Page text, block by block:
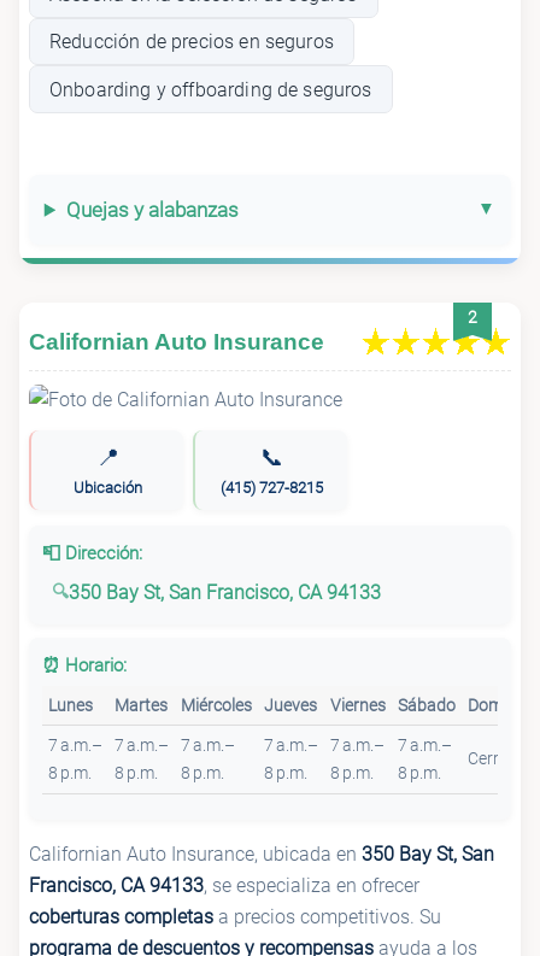
Reducción de precios en seguros
Onboarding y offboarding de seguros
Quejas y alabanzas
2
Californian Auto Insurance
📍
Ubicación
📞
(415) 727-8215
📮 Dirección:
350 Bay St, San Francisco, CA 94133
⏰ Horario:
Lunes Martes Miércoles Jueves Viernes Sábado Domingo
7 a.m.–
8 p.m.
7 a.m.–
8 p.m.
7 a.m.–
8 p.m.
7 a.m.–
8 p.m.
7 a.m.–
8 p.m.
7 a.m.–
8 p.m.
Cerrado
Californian Auto Insurance, ubicada en 350 Bay St, San
Francisco, CA 94133, se especializa en ofrecer
coberturas completas a precios competitivos. Su
programa de descuentos y recompensas ayuda a los